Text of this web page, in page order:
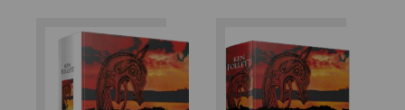
Ken Follett Ken Follett